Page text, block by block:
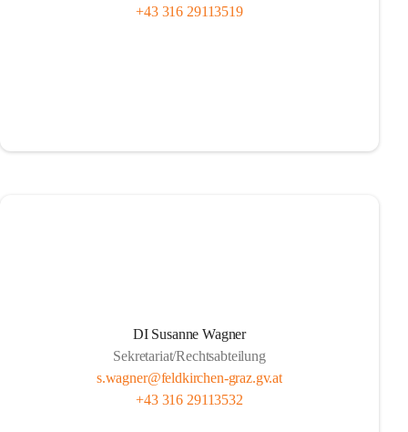
+43 316 29113519
DI Susanne Wagner
Sekretariat/Rechtsabteilung
s.wagner@feldkirchen-graz.gv.at
+43 316 29113532